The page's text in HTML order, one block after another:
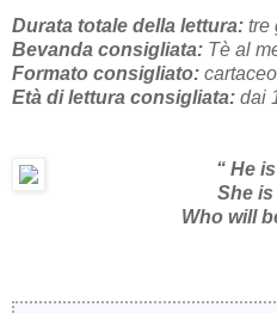
Durata totale della lettura: tre
Bevanda consigliata: Tè al
Formato consigliato: cartaceo
Età di lettura consigliata: dai
“ He
She
Who will